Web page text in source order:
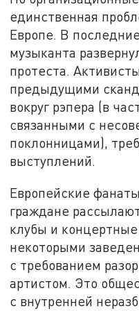
единственная
Европе. В
музыканта
протеста.
предыдущими
вокруг рэпера (в
связанными с
поклонницами),
выступлений.
Европейские
граждане
клубы и
некоторыми
с требованием
артистом. Это
с внутренней